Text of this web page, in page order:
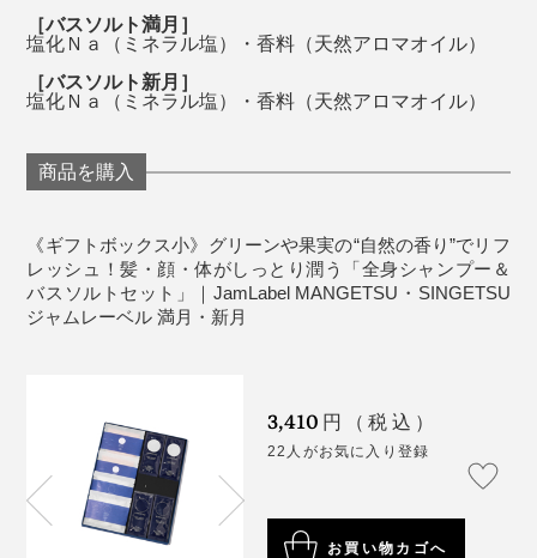
て、洗い心地、仕上がりともに極めた全身シャンプーを
完成させました。
こだわりの「泡」は、泡立ちがよくて、モチモチの感
触。汚れをしっかり浮かしながら、洗い上がりの肌はし
っとり。髪もスルリとまとまる――。
忙しいあの人に、ハーブ香る入浴で、脳のリフレッシュ
体験を贈りましょう。
［バスソルト満月］
塩化Ｎａ（ミネラル塩）・香料（天然アロマオイル）
［バスソルト新月］
塩化Ｎａ（ミネラル塩）・香料（天然アロマオイル）
商品を購入
《ギフトボックス小》グリーンや果実の“自然の香り”でリフ
レッシュ！髪・顔・体がしっとり潤う「全身シャンプー＆
バスソルトセット」｜JamLabel MANGETSU・SINGETSU
ジャムレーベル 満月・新月
3,410 円（税込）
22人がお気に入り登録
お買い物カゴへ